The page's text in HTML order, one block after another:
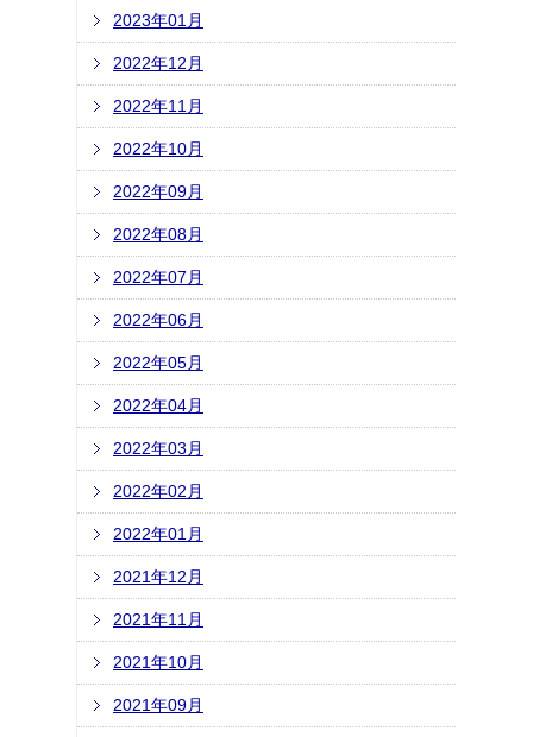
2023年01月
2022年12月
2022年11月
2022年10月
2022年09月
2022年08月
2022年07月
2022年06月
2022年05月
2022年04月
2022年03月
2022年02月
2022年01月
2021年12月
2021年11月
2021年10月
2021年09月